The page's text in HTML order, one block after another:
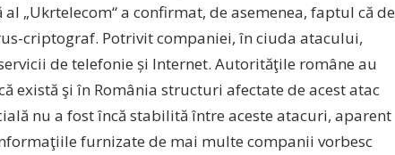
„Ukrtelecom“ a confirmat, de asemenea, faptul că de
criptograf. Potrivit companiei, în ciuda atacului,
de telefonie și Internet. Autorităţile române au
există şi în România structuri afectate de acest atac
nu a fost încă stabilită între aceste atacuri, aparent
furnizate de mai multe companii vorbesc